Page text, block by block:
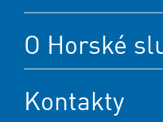
O Horské
Kontakty